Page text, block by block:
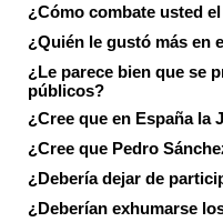
¿Cómo combate usted
¿Quién le gustó más en
¿Le parece bien que se
públicos?
¿Cree que en España la
¿Cree que Pedro
¿Debería dejar de
¿Deberían exhumarse